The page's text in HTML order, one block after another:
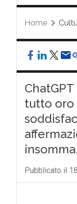
Home
tutto oro
Pubblicato il